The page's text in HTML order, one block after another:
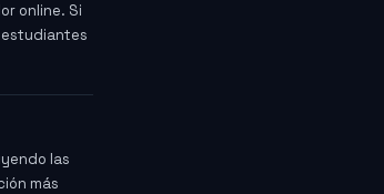
online. Si
estudiantes
las
más